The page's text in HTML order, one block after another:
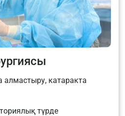
алмастыру, катаракта
түрде